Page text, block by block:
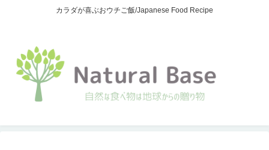
カラダが喜ぶおウチご飯/Japanese Food Recipe